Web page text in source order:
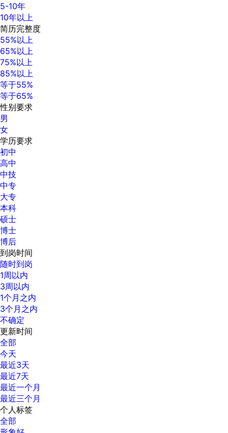
5-10年
10年以上
简历完整度
55%以上
65%以上
75%以上
85%以上
等于55%
等于65%
性别要求
男
女
学历要求
初中
高中
中技
中专
大专
本科
硕士
博士
博后
到岗时间
随时到岗
1周以内
3周以内
1个月之内
3个月之内
不确定
更新时间
全部
今天
最近3天
最近7天
最近一个月
最近三个月
个人标签
全部